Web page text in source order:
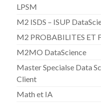
LPSM
M2 ISDS – ISUP
M2 PROBABILITES ET
M2MO DataScience
Master Specialse Data
Client
Math et IA